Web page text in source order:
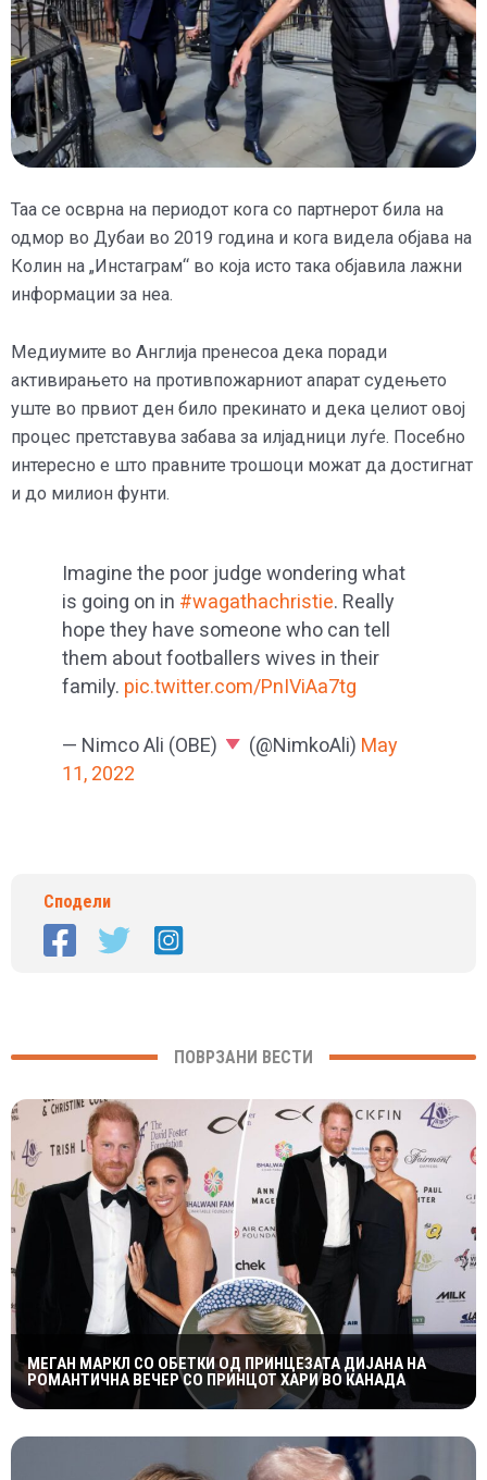
Таа се осврна на периодот кога со партнерот била на
одмор во Дубаи во 2019 година и кога видела објава на
Колин на „Инстаграм“ во која исто така објавила лажни
информации за неа.
Медиумите во Англија пренесоа дека поради
активирањето на противпожарниот апарат судењето
уште во првиот ден било прекинато и дека целиот овој
процес претставува забава за илјадници луѓе. Посебно
интересно е што правните трошоци можат да достигнат
и до милион фунти.
Imagine the poor judge wondering what
is going on in #wagathachristie. Really
hope they have someone who can tell
them about footballers wives in their
family. pic.twitter.com/PnIViAa7tg
— Nimco Ali (OBE) (@NimkoAli) May
11, 2022
Сподели
ПОВРЗАНИ ВЕСТИ
МЕГАН МАРКЛ СО ОБЕТКИ ОД ПРИНЦЕЗАТА ДИЈАНА НА
РОМАНТИЧНА ВЕЧЕР СО ПРИНЦОТ ХАРИ ВО КАНАДА